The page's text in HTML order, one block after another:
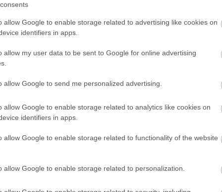
allow Google to enable storage related to advertising like cookies on
identifiers in apps.
allow my user data to be sent to Google for online advertising
allow Google to send me personalized advertising.
allow Google to enable storage related to analytics like cookies on
identifiers in apps.
allow Google to enable storage related to functionality of the website
allow Google to enable storage related to personalization.
όταν συνομιλεί με άλλους οπαδούς. Έτσι,
σταλινισμού
θέσεων που ενίοτε υιοθέτησε η ευρωπαϊκή
λαθών της.
από την ανάλυση μιας τέτοιας ιδεολογικής
Ο Eley εκεί παίρνει το μέρος της κοινής
του αρετές.
θέτοντας στο φόντο τις ιστορικές
και τις οποίες επηρέασαν.
και